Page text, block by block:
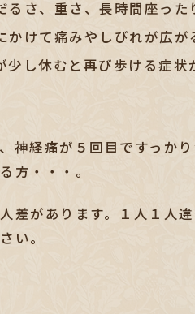
さ、重さ、長時間座った
けて痛みやしびれが広が
し休むと再び歩ける症状
神経痛が５回目ですっか
方・・・。
差があります。１人１人
い。